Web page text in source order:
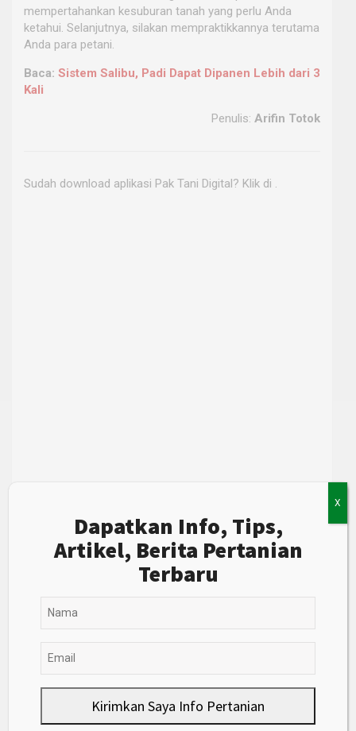
mempertahankan kesuburan tanah yang perlu Anda
ketahui. Selanjutnya, silakan mempraktikkannya terutama
Anda para petani.
Baca: Sistem Salibu, Padi Dapat Dipanen Lebih dari 3
Kali
Penulis: Arifin Totok
Sudah download aplikasi Pak Tani Digital? Klik di .
Dapatkan Info, Tips,
Artikel, Berita Pertanian
Terbaru
Kirimkan Saya Info Pertanian
X